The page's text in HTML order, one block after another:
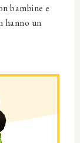
bambine e
hanno un